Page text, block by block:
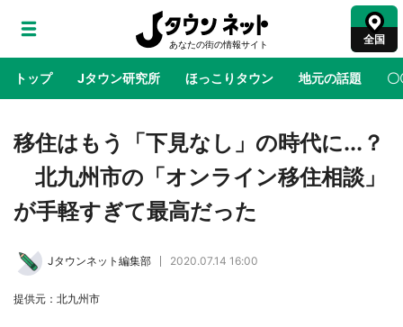
全国
トップ Jタウン研究所 ほっこりタウン 地元の話題 〇
地域×二次元 絶景 あの時はありがとう 物語がはじ
ラプラス・ダークネスが栃木県を征服！？ 県
公式プロモ動画で「聖地」が生産されてます
移住はもう「下見なし」の時代に...？
北九州市の「オンライン移住相談」
が手軽すぎて最高だった
Jタウンネット編集部 2020.07.14 16:00
提供元：北九州市